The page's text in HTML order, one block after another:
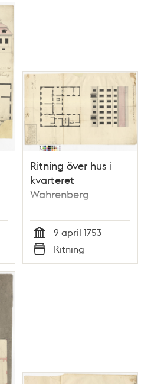
Ritning över hus i
kvarteret
Wahrenberg
Tid
9 april 1753
Typ
Ritning